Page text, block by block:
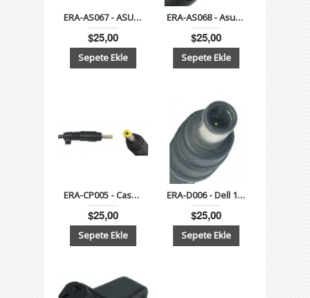
ERA-AS067 - ASUS Zenbook UX21E Serisi 19V 2.37A (45W) -3.0mm 1.1mm- Notebook Adaptör
$25,00
ERA-AS068 - Asus Zenbook-UX32 Series 19V 3.42A (65W)- 4.0mm1.35mm Notebook Adaptör
$25,00
ERA-CP005 - Casper Ultrabook Serisi 19V 3.42A 1.7mm -4.0 mm
$25,00
ERA-D006 - Dell 19.5V 4.62A Notebook Adaptörü - 5.0mm7.4mm
$25,00